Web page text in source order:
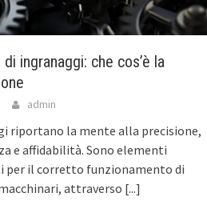
ingranaggi: che cos’è la
admin
riportano la mente alla precisione,
e affidabilità. Sono elementi
per il corretto funzionamento di
attraverso [...]